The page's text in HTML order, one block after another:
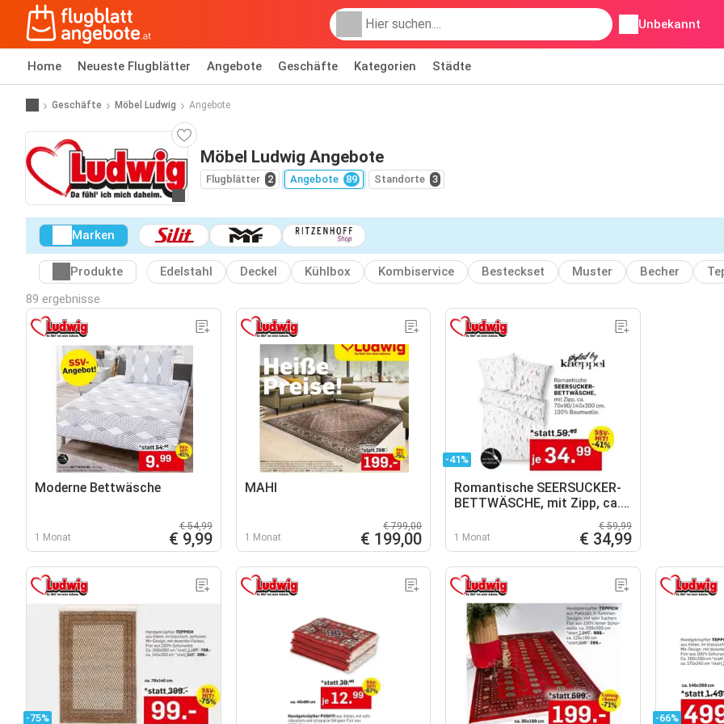
Unbekannt
Home Neueste Flugblätter Angebote Geschäfte Kategorien Städte
Geschäfte Möbel Ludwig Angebote
Möbel Ludwig Angebote
Flugblätter 2 Angebote 89 Standorte 3
Marken
Produkte Edelstahl Deckel Kühlbox Kombiservice Besteckset Muster Becher
89 ergebnisse
Moderne Bettwäsche
1 Monat
€ 54,99
€ 9,99
MAHI
1 Monat
€ 799,00
€ 199,00
-41%
Romantische SEERSUCKER-
BETTWÄSCHE, mit Zipp, ca.
Baumwolle
1 Monat
€ 59,99
€ 34,99
-75% -66%